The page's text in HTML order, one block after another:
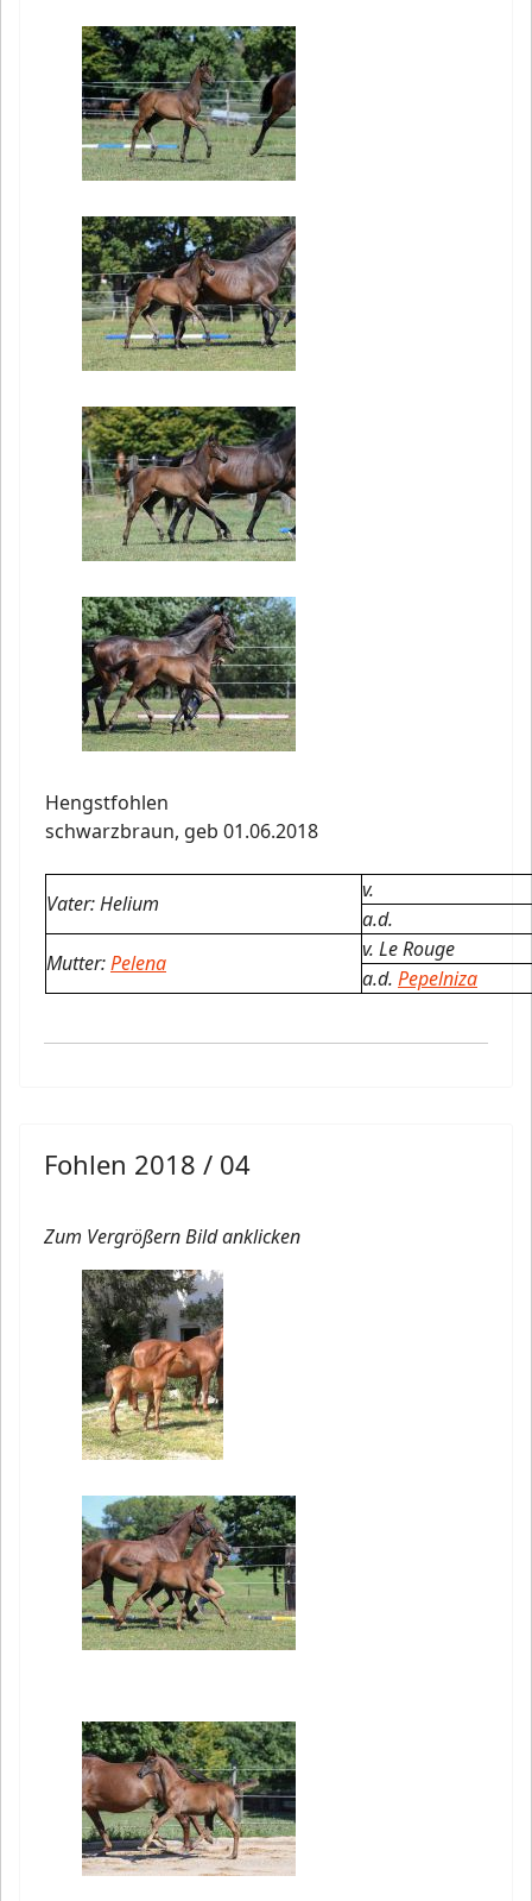
Hengstfohlen
schwarzbraun, geb 01.06.2018
Vater: Helium
v.
a.d.
Mutter:Pelena
v. Le Rouge
a.d. Pepelniza
Fohlen 2018 / 04
Zum Vergrößern Bild anklicken